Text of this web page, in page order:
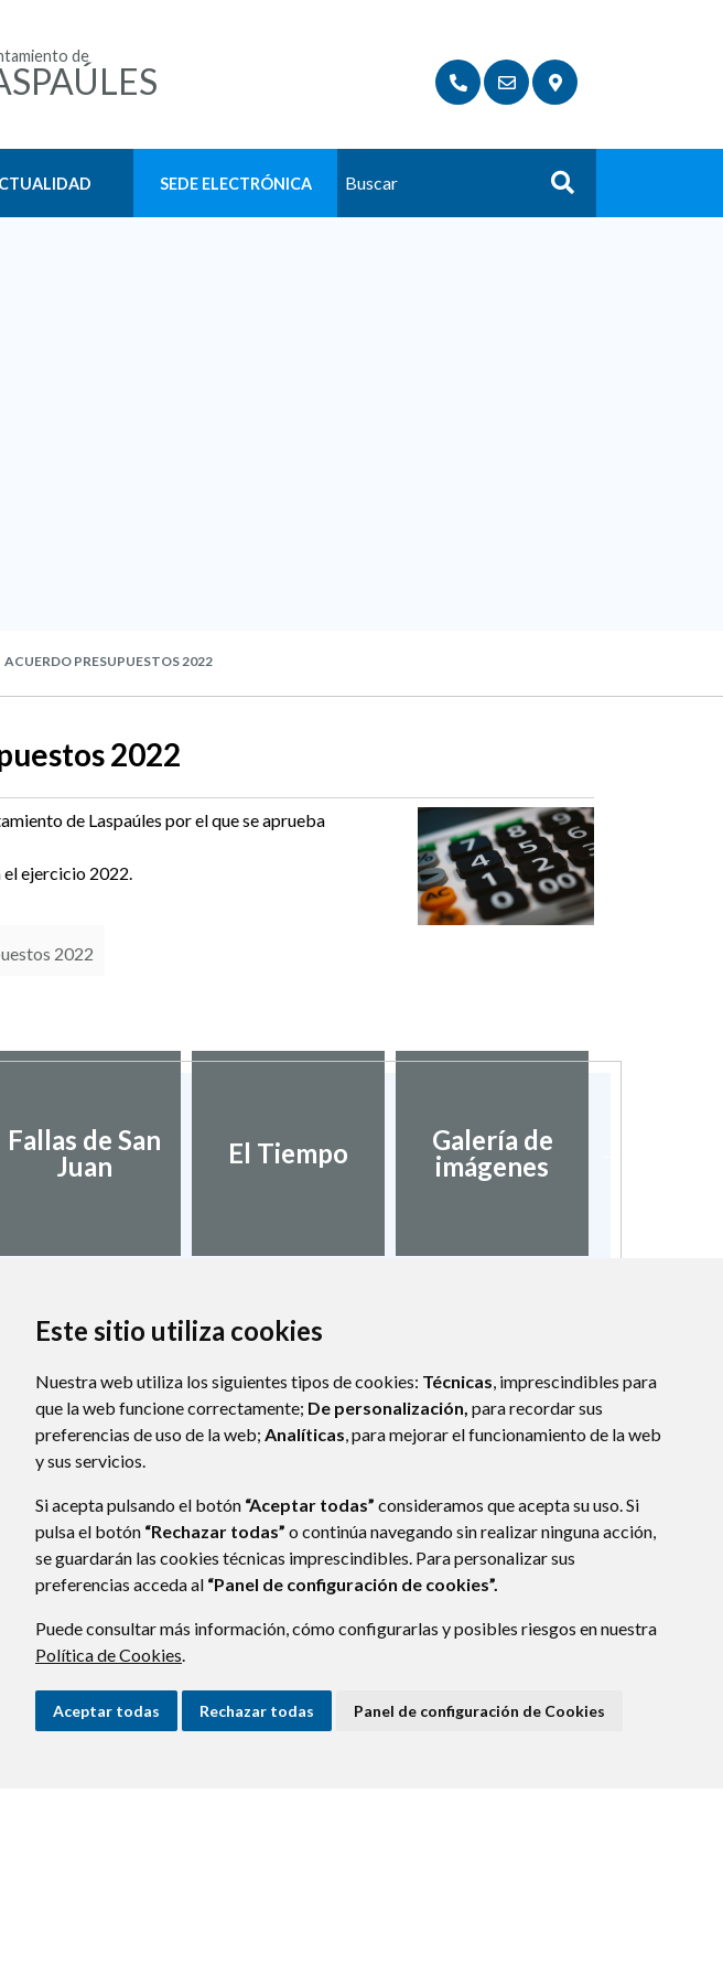
Este sitio utiliza cookies
Nuestra web utiliza los siguientes tipos de cookies: Técnicas, imprescindibles para
que la web funcione correctamente; De personalización, para recordar sus
preferencias de uso de la web; Analíticas, para mejorar el funcionamiento de la web
y sus servicios.
Si acepta pulsando el botón “Aceptar todas” consideramos que acepta su uso. Si
pulsa el botón “Rechazar todas” o continúa navegando sin realizar ninguna acción,
se guardarán las cookies técnicas imprescindibles. Para personalizar sus
preferencias acceda al “Panel de configuración de cookies”.
Puede consultar más información, cómo configurarlas y posibles riesgos en nuestra
Política de Cookies.
Aceptar todas Rechazar todas Panel de configuración de Cookies
de
SEDE ELECTRÓNICA Buscar
ACUERDO PRESUPUESTOS 2022
2022
de Laspaúles por el que se aprueba
ejercicio 2022.
2022
Fallas de San
Juan
El Tiempo
Galería de
imágenes
LASPAÚLES (HUESCA) - ARAGÓN